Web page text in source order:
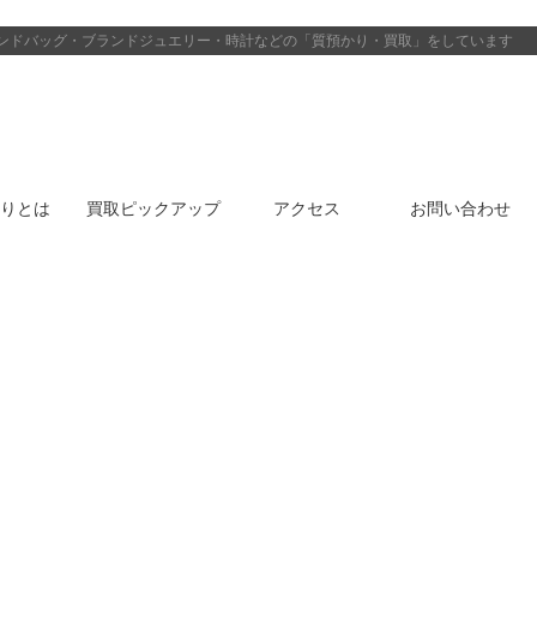
ドバッグ・ブランドジュエリー・時計などの「質預かり・買取」をしています
とは 買取ピックアップ アクセス お問い合わせ